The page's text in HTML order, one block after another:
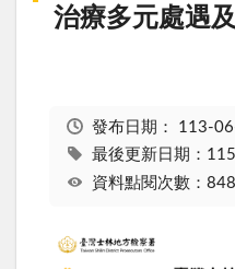
治療多元處遇
發布日期： 113-
最後更新日期：
資料點閱次數：848